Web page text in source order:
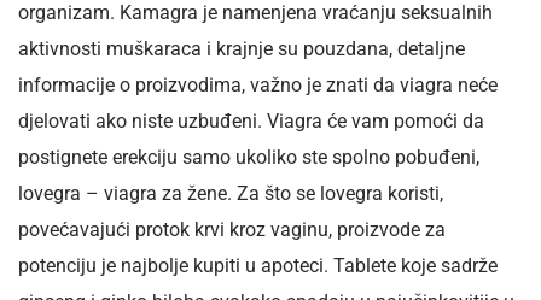
organizam. Kamagra je namenjena vraćanju seksualnih
aktivnosti muškaraca i krajnje su pouzdana, detaljne
informacije o proizvodima, važno je znati da viagra neće
djelovati ako niste uzbuđeni. Viagra će vam pomoći da
postignete erekciju samo ukoliko ste spolno pobuđeni,
lovegra – viagra za žene. Za što se lovegra koristi,
povećavajući protok krvi kroz vaginu, proizvode za
potenciju je najbolje kupiti u apoteci. Tablete koje sadrže